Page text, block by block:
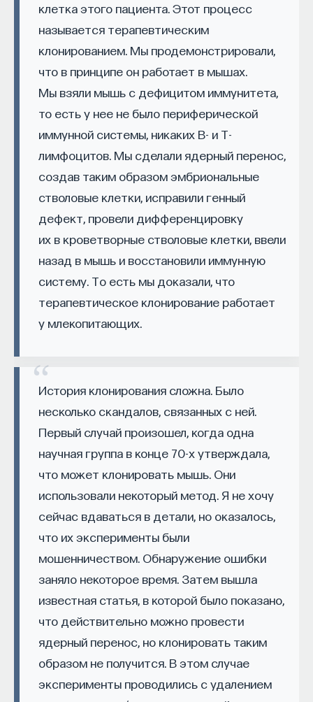
клетка этого пациента. Этот процесс
называется терапевтическим
клонированием. Мы продемонстрировали,
что в принципе он работает в мышах.
Мы взяли мышь с дефицитом иммунитета,
то есть у нее не было периферической
иммунной системы, никаких B- и T-
лимфоцитов. Мы сделали ядерный перенос,
создав таким образом эмбриональные
стволовые клетки, исправили генный
дефект, провели дифференцировку
их в кроветворные стволовые клетки, ввели
назад в мышь и восстановили иммунную
систему. То есть мы доказали, что
терапевтическое клонирование работает
у млекопитающих.
История клонирования сложна. Было
несколько скандалов, связанных с ней.
Первый случай произошел, когда одна
научная группа в конце 70-х утверждала,
что может клонировать мышь. Они
использовали некоторый метод. Я не хочу
сейчас вдаваться в детали, но оказалось,
что их эксперименты были
мошенничеством. Обнаружение ошибки
заняло некоторое время. Затем вышла
известная статья, в которой было показано,
что действительно можно провести
ядерный перенос, но клонировать таким
образом не получится. В этом случае
эксперименты проводились с удалением
ФИЛОСОФСКИЙ ПОИСК: НАЧАЛА
КУРС
Философский поиск: начала
СОХРАНИТЬ КУРС
Внеси свой вклад в дело
просвещения!
просто глядя на карты, до того, как своими
глазами увидел коралловые атоллы во время
путешествия на «Бигле».
После Дарвина, в начале ХХ века, была совершена
большая экспедиция к Большому Барьерному
рифу с целью изучения кораллов. В середине
ХХ века были работы Томаса Горо, который начал
их симбиоз. История изучения кораллов богата:
рифы, особенно в начальный период, изучались
одинаково как геологами, так и биологами, и сами
кораллы изучали зоологи.
Формирование коралловых рифов
Одним кораллам симбиоз с клетками растений